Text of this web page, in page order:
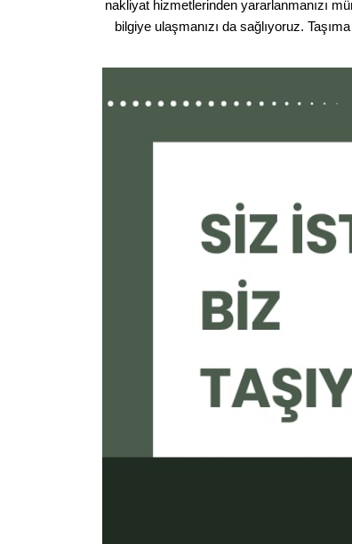
nakliyat hizmetlerinden yararlanmanızı
bilgiye ulaşmanızı da sağlıyoruz.